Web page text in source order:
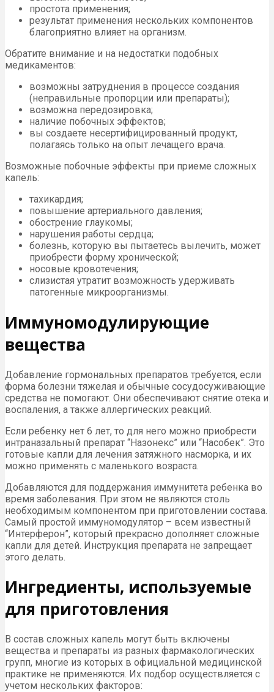
простота применения;
результат применения нескольких компонентов
благоприятно влияет на организм.
Обратите внимание и на недостатки подобных
медикаментов:
возможны затруднения в процессе создания
(неправильные пропорции или препараты);
возможна передозировка;
наличие побочных эффектов;
вы создаете несертифицированный продукт,
полагаясь только на опыт лечащего врача.
Возможные побочные эффекты при приеме сложных
капель:
тахикардия;
повышение артериального давления;
обострение глаукомы;
нарушения работы сердца;
болезнь, которую вы пытаетесь вылечить, может
приобрести форму хронической;
носовые кровотечения;
слизистая утратит возможность удерживать
патогенные микроорганизмы.
Иммуномодулирующие
вещества
Добавление гормональных препаратов требуется, если
форма болезни тяжелая и обычные сосудосуживающие
средства не помогают. Они обеспечивают снятие отека и
воспаления, а также аллергических реакций.
Если ребенку нет 6 лет, то для него можно приобрести
интраназальный препарат “Назонекс” или “Насобек”. Это
готовые капли для лечения затяжного насморка, и их
можно применять с маленького возраста.
Добавляются для поддержания иммунитета ребенка во
время заболевания. При этом не являются столь
необходимым компонентом при приготовлении состава.
Самый простой иммуномодулятор – всем известный
“Интерферон”, который прекрасно дополняет сложные
капли для детей. Инструкция препарата не запрещает
этого делать.
Ингредиенты, используемые
для приготовления
В состав сложных капель могут быть включены
вещества и препараты из разных фармакологических
групп, многие из которых в официальной медицинской
практике не применяются. Их подбор осуществляется с
учетом нескольких факторов: